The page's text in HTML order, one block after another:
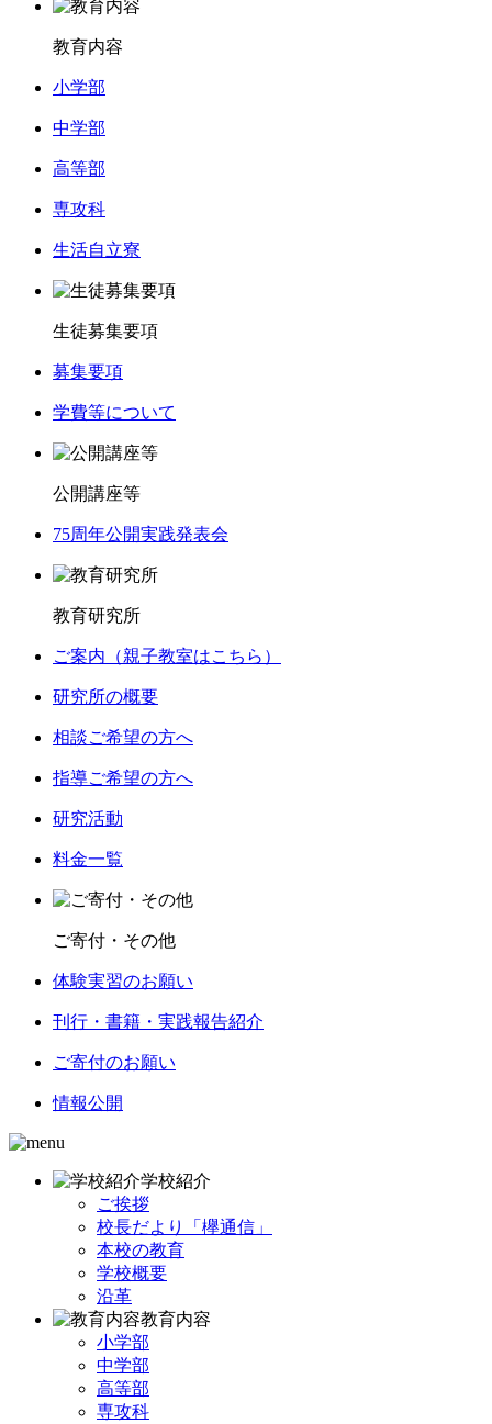
教育内容
小学部
中学部
高等部
専攻科
生活自立寮
生徒募集要項
募集要項
学費等について
公開講座等
75周年公開実践発表会
教育研究所
ご案内（親子教室はこちら）
研究所の概要
相談ご希望の方へ
指導ご希望の方へ
研究活動
料金一覧
ご寄付・その他
体験実習のお願い
刊行・書籍・実践報告紹介
ご寄付のお願い
情報公開
学校紹介
ご挨拶
校長だより「欅通信」
本校の教育
学校概要
沿革
教育内容
小学部
中学部
高等部
専攻科